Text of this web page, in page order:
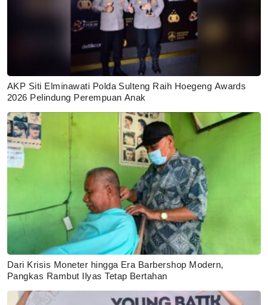
AKP Siti Elminawati Polda Sulteng Raih Hoegeng Awards
2026 Pelindung Perempuan Anak
Dari Krisis Moneter hingga Era Barbershop Modern,
Pangkas Rambut Ilyas Tetap Bertahan